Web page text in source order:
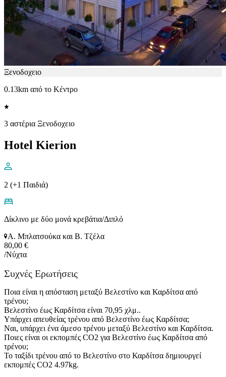
Ξενοδοχειο
0.13km από το Κέντρο
3 αστέρια Ξενοδοχειο
Hotel Kierion
2 (+1 Παιδιά)
Δίκλινο με δύο μονά κρεβάτια/Διπλό
Α. Μπλατσούκα και Β. Τζέλα
80,00 €
/Νύχτα
Συχνές Ερωτήσεις
Ποια είναι η απόσταση μεταξύ Βελεστίνο και Καρδίτσα από
τρένου;
Βελεστίνο έως Καρδίτσα είναι 70,95 χλμ..
Υπάρχει απευθείας τρένου από Βελεστίνο έως Καρδίτσα;
Ναι, υπάρχει ένα άμεσο τρένου μεταξύ Βελεστίνο και Καρδίτσα.
Ποιες είναι οι εκπομπές CO2 για Βελεστίνο έως Καρδίτσα από
τρένου;
Το ταξίδι τρένου από το Βελεστίνο στο Καρδίτσα δημιουργεί
εκπομπές CO2 4.97kg.